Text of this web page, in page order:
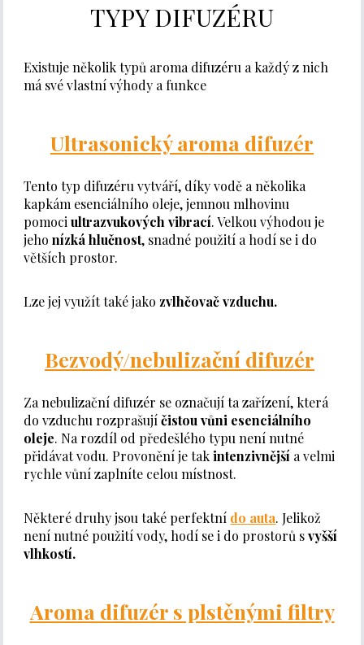
TYPY DIFUZÉRU
Existuje několik typů aroma difuzéru a každý z nich
má své vlastní výhody a funkce
Ultrasonický aroma difuzér
Tento typ difuzéru vytváří, díky vodě a několika
kapkám esenciálního oleje, jemnou mlhovinu
pomociultrazvukových vibrací. Velkou výhodou je
jehonízká hlučnost, snadné použití a hodí se i do
větších prostor.
Lze jej využít také jako zvlhčovač vzduchu.
Bezvodý/nebulizační difuzér
Za nebulizační difuzér se označují ta zařízení, která
do vzduchu rozprašujíčistou vůni esenciálního
oleje. Na rozdíl od předešlého typu není nutné
přidávat vodu. Provonění je takintenzivnější a velmi
rychle vůní zaplníte celou místnost.
Některé druhy jsou také perfektní do auta. Jelikož
není nutné použití vody, hodí se i do prostorů svyšší
vlhkostí.
Aroma difuzér s plstěnými filtry